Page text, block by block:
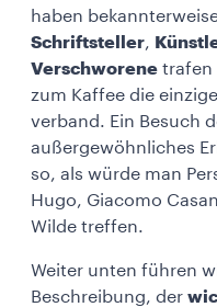
haben
Schriftsteller,
Verschworene trafen
zum Kaffee die
verband. Ein Besuch
außergewöhnliches
so, als würde man
Hugo, Giacomo
Wilde treffen.
Weiter unten führen
Beschreibung, der